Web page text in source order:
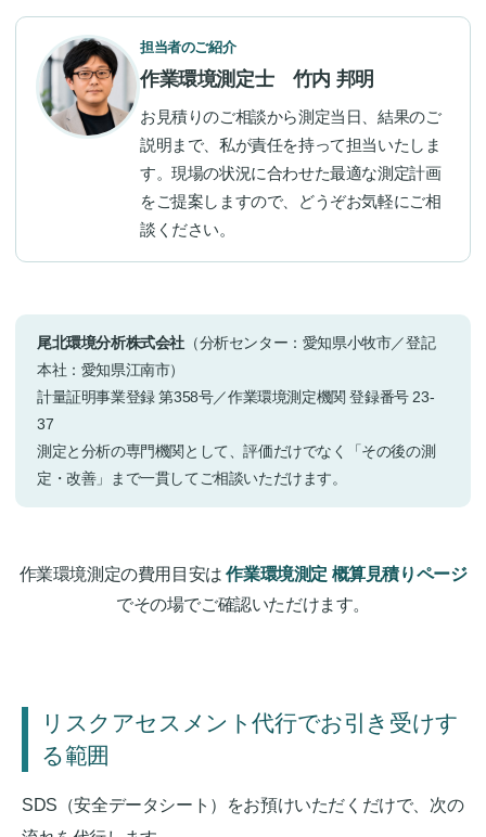
担当者のご紹介
作業環境測定士 竹内 邦明
お見積りのご相談から測定当日、結果のご
説明まで、私が責任を持って担当いたしま
す。現場の状況に合わせた最適な測定計画
をご提案しますので、どうぞお気軽にご相
談ください。
尾北環境分析株式会社 （分析センター：愛知県小牧市／登記
本社：愛知県江南市）
計量証明事業登録 第358号／作業環境測定機関 登録番号 23-
37
測定と分析の専門機関として、評価だけでなく「その後の測
定・改善」まで一貫してご相談いただけます。
作業環境測定の費用目安は作業環境測定 概算見積りページ
でその場でご確認いただけます。
リスクアセスメント代行でお引き受けす
る範囲
SDS（安全データシート）をお預けいただくだけで、次の